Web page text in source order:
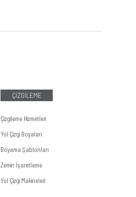
ÇİZGİLEME
Çizgileme Hizmetleri
Yol Çizgi Boyaları
Boyama Şablonları
Zemin İşaretleme
Yol Çizgi Makineleri